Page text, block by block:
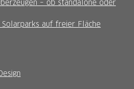
– ob standalone oder
auf freier Fläche